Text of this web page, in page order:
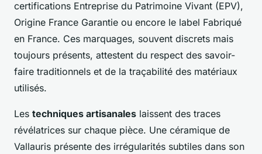
certifications Entreprise du Patrimoine Vivant (EPV),
Origine France Garantie ou encore le label Fabriqué
en France. Ces marquages, souvent discrets mais
toujours présents, attestent du respect des savoir-
faire traditionnels et de la traçabilité des matériaux
utilisés.
Les techniques artisanales laissent des traces
révélatrices sur chaque pièce. Une céramique de
Vallauris présente des irrégularités subtiles dans son